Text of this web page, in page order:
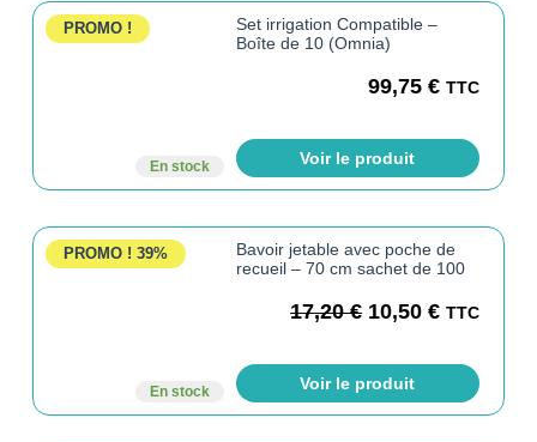
PROMO !
En stock
Set irrigation Compatible –
Boîte de 10 (Omnia)
99,75€ TTC
Voir le produit
PROMO ! 39%
En stock
Bavoir jetable avec poche de
recueil – 70 cm sachet de 100
17,20€ 10,50€ TTC
Voir le produit